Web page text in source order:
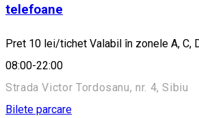
telefoane
Pret 10 lei/tichet Valabil în zonele A, C,
08:00-22:00
Strada Victor Tordosanu, nr. 4, Sibiu
Bilete parcare